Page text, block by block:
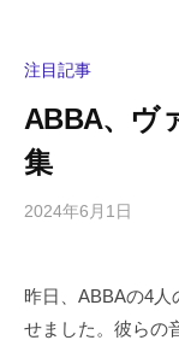
注目記事
ABBA、ヴ
集
2024年6月1日
i
g
の
コ
昨日、ABBAの4
せました。彼らの